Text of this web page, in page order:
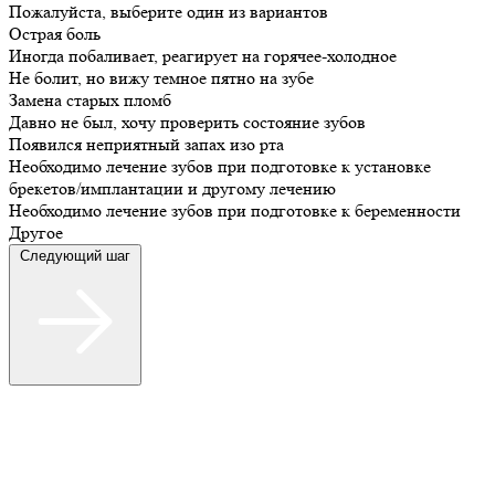
Пожалуйста, выберите один из вариантов
Острая боль
Иногда побаливает, реагирует на горячее-холодное
Не болит, но вижу темное пятно на зубе
Замена старых пломб
Давно не был, хочу проверить состояние зубов
Появился неприятный запах изо рта
Необходимо лечение зубов при подготовке к установке
брекетов/имплантации и другому лечению
Необходимо лечение зубов при подготовке к беременности
Другое
Следующий шаг